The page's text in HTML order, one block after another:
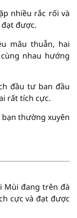
nhiều rắc rối và
được.
mâu thuẫn, hai
nhau hướng
đầu tư ban đầu
rất tích cực.
thường xuyên
Mùi đang trên đà
cực và đạt được